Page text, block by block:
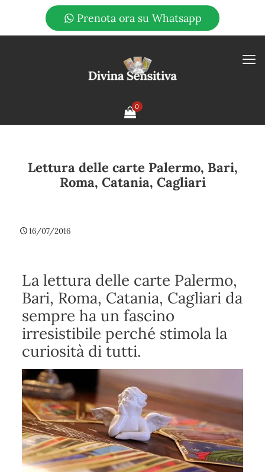
Prenota ora su Whatsapp
0
Lettura delle carte Palermo, Bari,
Roma, Catania, Cagliari
16/07/2016
La lettura delle carte Palermo,
Bari, Roma, Catania, Cagliari da
sempre ha un fascino
irresistibile perché stimola la
curiosità di tutti.